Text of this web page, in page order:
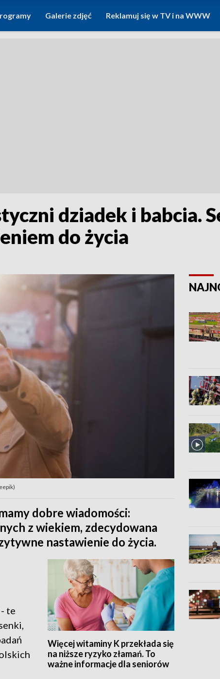
Galerie zdjęć Reklamuj się w TV i na WWW
dziadek i babcia.
do życia
dobre wiadomości:
z wiekiem, zdecydowana
nastawienie do życia.
Więcej witaminy K przekłada się
na niższe ryzyko złamań. To
ważne informacje dla seniorów
te